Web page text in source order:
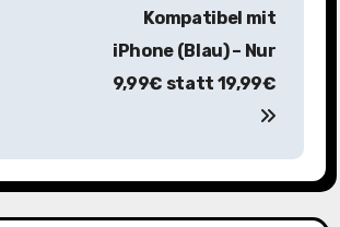
Kompatibel mit
iPhone (Blau) – Nur
9,99€ statt 19,99€